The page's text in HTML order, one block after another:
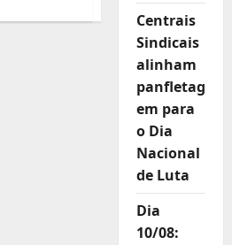
Centrais
Sindicais
alinham
panfletag
em para
o Dia
Nacional
de Luta
Dia
10/08: